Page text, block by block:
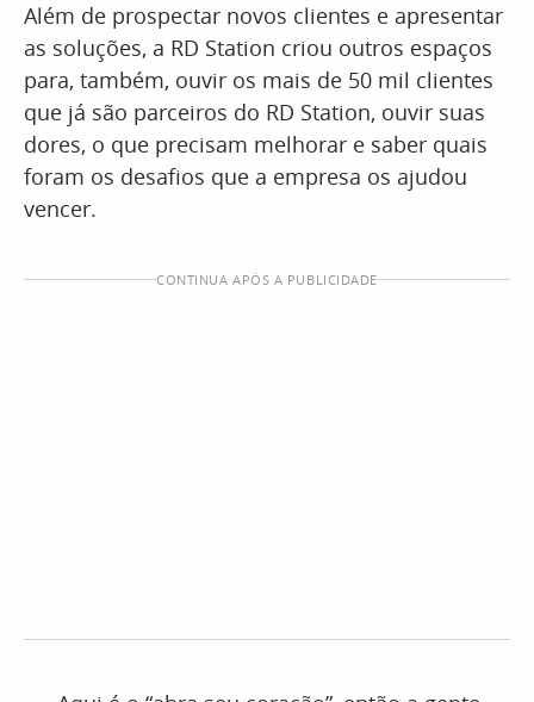
Além de prospectar novos clientes e apresentar
as soluções, a RD Station criou outros espaços
para, também, ouvir os mais de 50 mil clientes
que já são parceiros do RD Station, ouvir suas
dores, o que precisam melhorar e saber quais
foram os desafios que a empresa os ajudou
vencer.
CONTINUA APÓS A PUBLICIDADE